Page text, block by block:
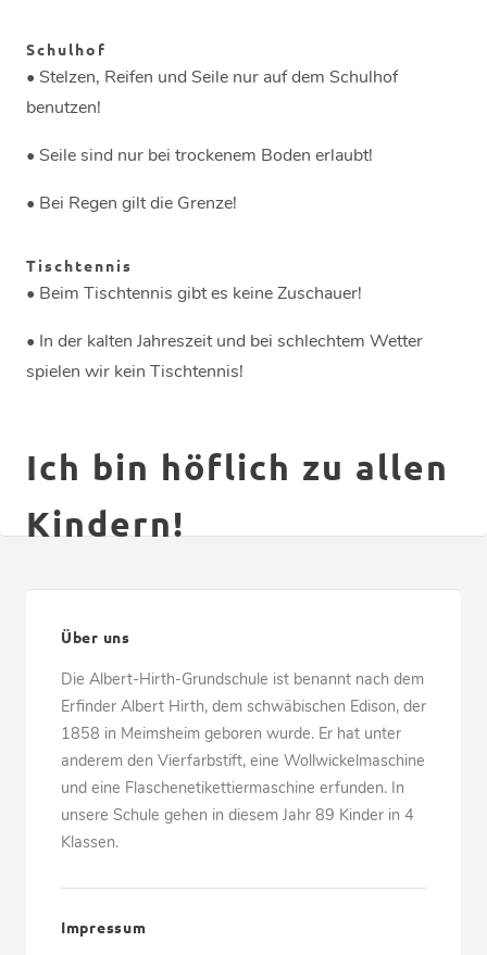
Schulhof
• Stelzen, Reifen und Seile nur auf dem Schulhof
benutzen!
• Seile sind nur bei trockenem Boden erlaubt!
• Bei Regen gilt die Grenze!
Tischtennis
• Beim Tischtennis gibt es keine Zuschauer!
• In der kalten Jahreszeit und bei schlechtem Wetter
spielen wir kein Tischtennis!
Ich bin höflich zu allen
Kindern!
Über uns
Die Albert-Hirth-Grundschule ist benannt nach dem
Erfinder Albert Hirth, dem schwäbischen Edison, der
1858 in Meimsheim geboren wurde. Er hat unter
anderem den Vierfarbstift, eine Wollwickelmaschine
und eine Flaschenetikettiermaschine erfunden. In
unsere Schule gehen in diesem Jahr 89 Kinder in 4
Klassen.
Impressum